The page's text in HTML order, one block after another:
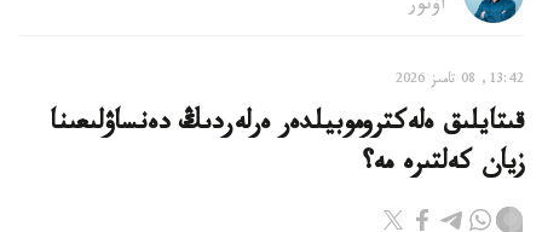
اۆتور
13:42, 08 تامىز 2026
قىتايلىق ەلەكتروموبيلدەر ەرلەردىڭ دەنساۋلىعىنا
زيان كەلتىرە مە؟